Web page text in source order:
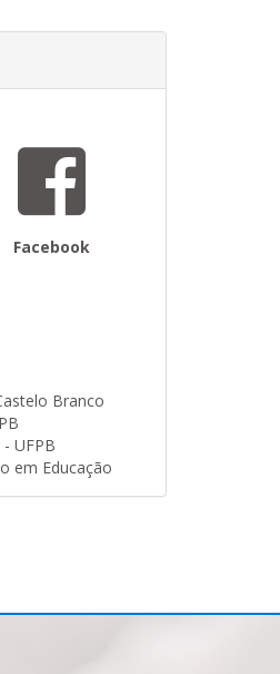
Facebook
Branco
UFPB
em Educação